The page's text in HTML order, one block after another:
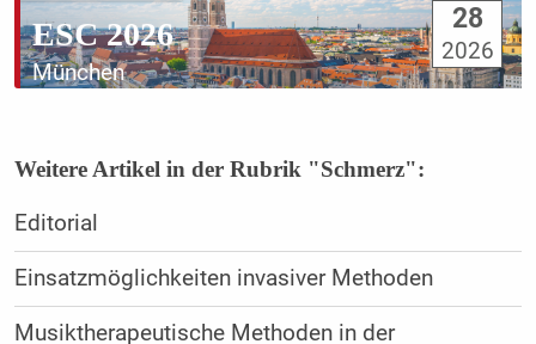
ESC 2026
München
28
2026
Weitere Artikel in der Rubrik "Schmerz":
Editorial
Einsatzmöglichkeiten invasiver Methoden
Musiktherapeutische Methoden in der